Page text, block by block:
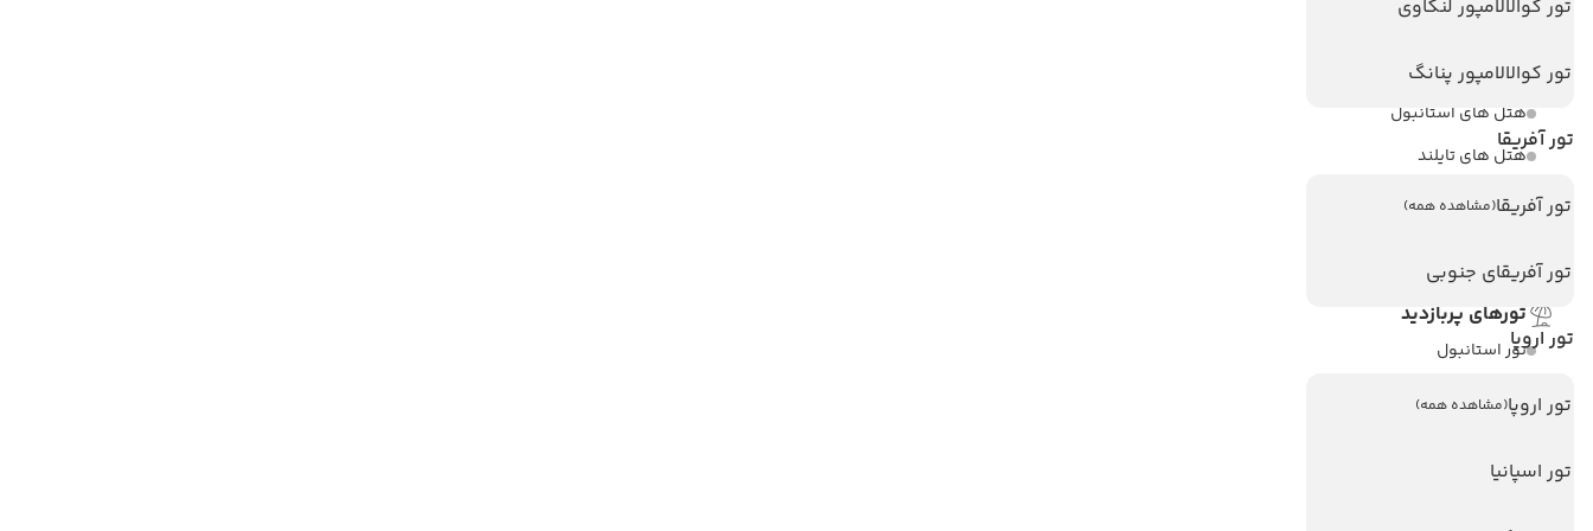
تور کوالالامپور لنکاوی
تور کوالالامپور پنانگ
تور آفریقا
تور آفریقا(مشاهده همه)
تور آفریقای جنوبی
تور اروپا
تور اروپا(مشاهده همه)
تور اسپانیا
هتل های آنتالیا
هتل های استانبول
هتل های تایلند
هتل های اندونزی
تورهای پربازدید
تور استانبول
تور آنتالیا
تور بالی